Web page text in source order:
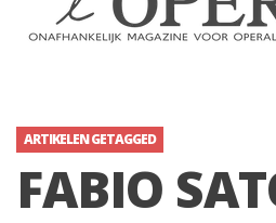
ARTIKELEN GETAGGED
FABIO